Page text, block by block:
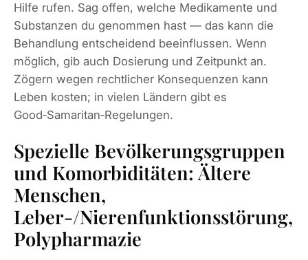
Hilfe rufen. Sag offen, welche Medikamente und
Substanzen du genommen hast — das kann die
Behandlung entscheidend beeinflussen. Wenn
möglich, gib auch Dosierung und Zeitpunkt an.
Zögern wegen rechtlicher Konsequenzen kann
Leben kosten; in vielen Ländern gibt es
Good‑Samaritan‑Regelungen.
Spezielle Bevölkerungsgruppen
und Komorbiditäten: Ältere
Menschen,
Leber-/Nierenfunktionsstörung,
Polypharmazie